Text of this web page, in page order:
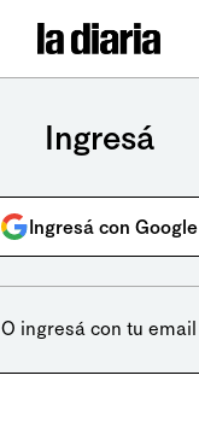
Ingresá
Ingresá con Google
O ingresá con tu email